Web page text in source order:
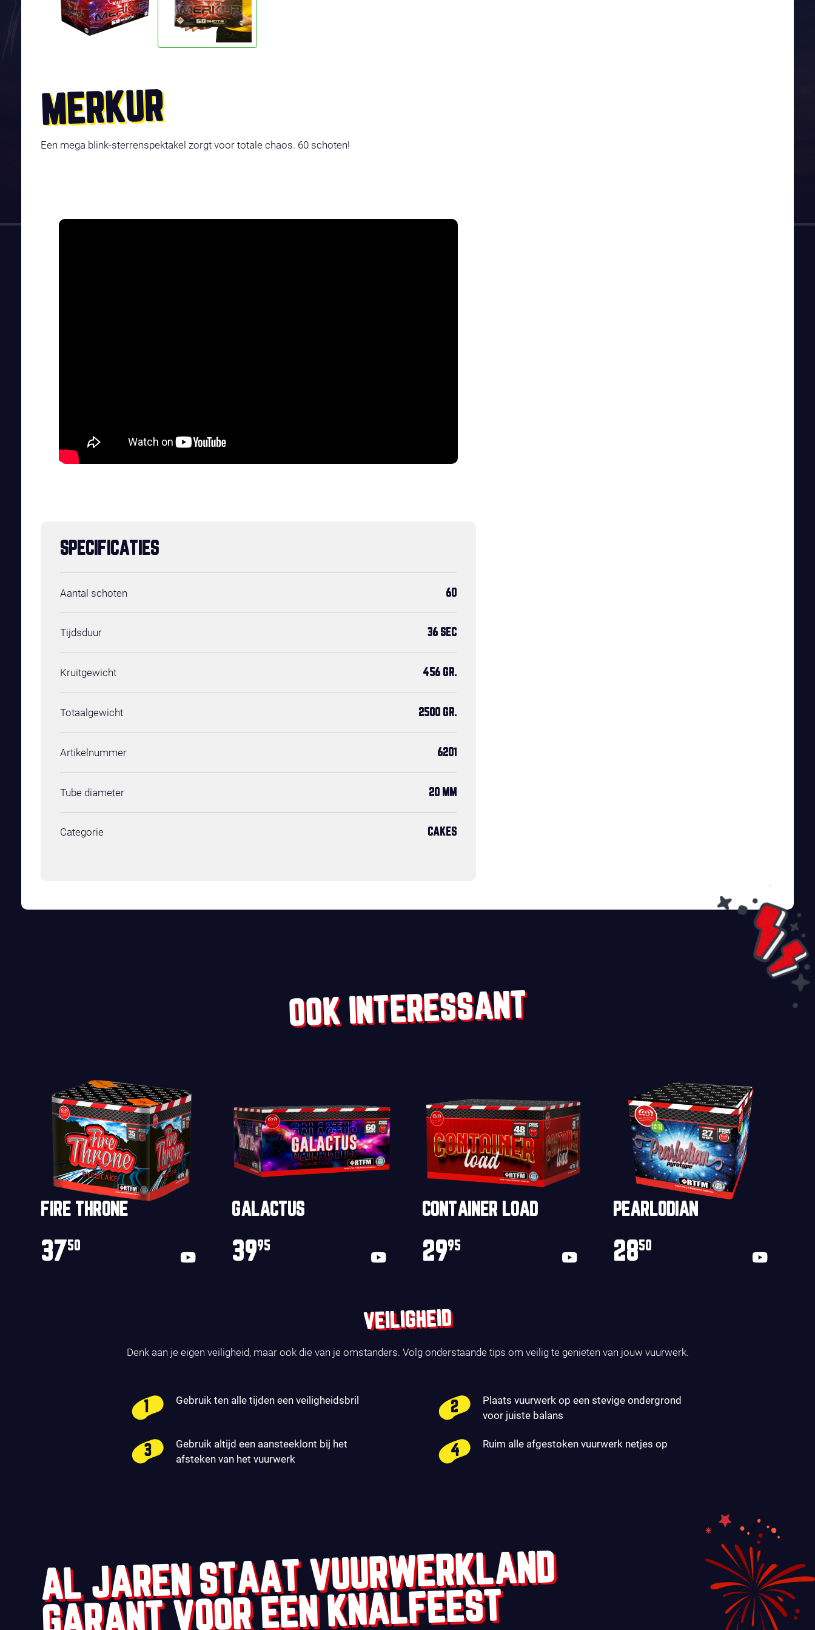
MERKUR
Een mega blink-sterrenspektakel zorgt voor totale chaos. 60 schoten!
SPECIFICATIES
Aantal schoten 60
Tijdsduur 36 SEC
Kruitgewicht 456 GR.
Totaalgewicht 2500 GR.
Artikelnummer 6201
Tube diameter 20 MM
Categorie CAKES
OOK INTERESSANT
FIRE THRONE
3750
GALACTUS
3995
CONTAINER LOAD
2995
PEARLODIAN
2850
VEILIGHEID
Denk aan je eigen veiligheid, maar ook die van je omstanders. Volg onderstaande tips om veilig te genieten van jouw vuurwerk.
Gebruik ten alle tijden een veiligheidsbril
Plaats vuurwerk op een stevige ondergrond
voor juiste balans
Gebruik altijd een aansteeklont bij het
afsteken van het vuurwerk
Ruim alle afgestoken vuurwerk netjes op
AL JAREN STAAT VUURWERKLAND
GARANT VOOR EEN KNALFEEST